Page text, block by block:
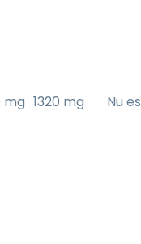
mg 1320 mg Nu